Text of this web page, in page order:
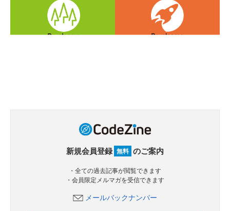
新規会員登録 無料 のご案内
・全ての過去記事が閲覧できます
・会員限定メルマガを受信できます
メールバックナンバー